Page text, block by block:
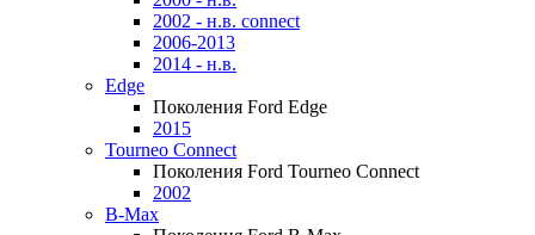
2002 - н.в. connect
2006-2013
2014 - н.в.
Edge
Поколения Ford Edge
2015
Tourneo Connect
Поколения Ford Tourneo Connect
2002
B-Max